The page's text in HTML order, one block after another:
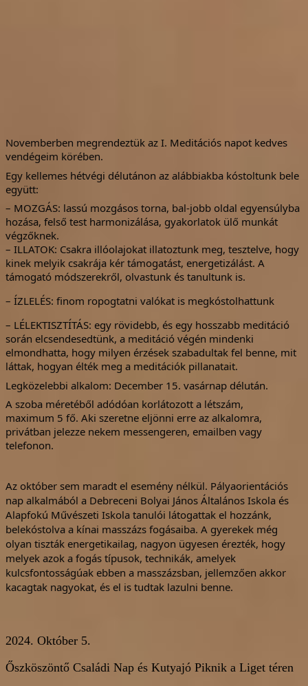
Novemberben megrendeztük az I. Meditációs napot kedves
vendégeim körében.
Egy kellemes hétvégi délutánon az alábbiakba kóstoltunk bele
együtt:
– MOZGÁS: lassú mozgásos torna, bal-jobb oldal egyensúlyba
hozása, felső test harmonizálása, gyakorlatok ülő munkát
végzőknek.
– ILLATOK: Csakra illóolajokat illatoztunk meg, tesztelve, hogy
kinek melyik csakrája kér támogatást, energetizálást. A
támogató módszerekről, olvastunk és tanultunk is.
– ÍZLELÉS: finom ropogtatni valókat is megkóstolhattunk
– LÉLEKTISZTÍTÁS: egy rövidebb, és egy hosszabb meditáció
során elcsendesedtünk, a meditáció végén mindenki
elmondhatta, hogy milyen érzések szabadultak fel benne, mit
láttak, hogyan élték meg a meditációk pillanatait.
Legközelebbi alkalom: December 15. vasárnap délután.
A szoba méretéből adódóan korlátozott a létszám,
maximum 5 fő. Aki szeretne eljönni erre az alkalomra,
privátban jelezze nekem messengeren, emailben vagy
telefonon.
Az október sem maradt el esemény nélkül. Pályaorientációs
nap alkalmából a Debreceni Bolyai János Általános Iskola és
Alapfokú Művészeti Iskola tanulói látogattak el hozzánk,
belekóstolva a kínai masszázs fogásaiba. A gyerekek még
olyan tiszták energetikailag, nagyon ügyesen érezték, hogy
melyek azok a fogás típusok, technikák, amelyek
kulcsfontosságúak ebben a masszázsban, jellemzően akkor
kacagtak nagyokat, és el is tudtak lazulni benne.
2024. Október 5.
Őszköszöntő Családi Nap és Kutyajó Piknik a Liget téren